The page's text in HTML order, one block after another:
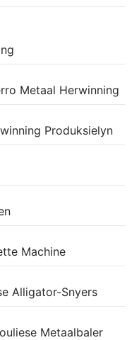
Metaal Herwinning
Produksielyn
Machine
Alligator-Snyers
Metaalbaler